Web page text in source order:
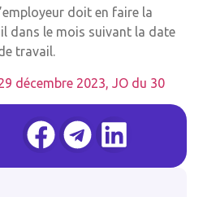
doit en faire la
dans le mois suivant la date
travail.
décembre 2023, JO du 30